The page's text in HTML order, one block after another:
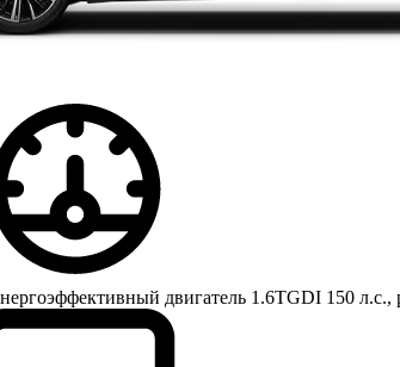
двигатель 1.6TGDI 150 л.с.,